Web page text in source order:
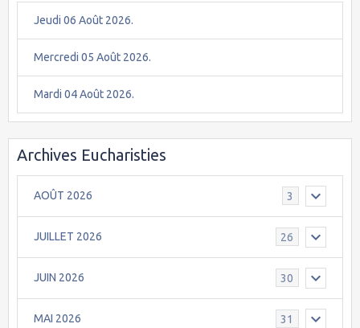
Jeudi 06 Août 2026.
Mercredi 05 Août 2026.
Mardi 04 Août 2026.
Archives Eucharisties
AOÛT 2026 3
JUILLET 2026 26
JUIN 2026 30
MAI 2026 31